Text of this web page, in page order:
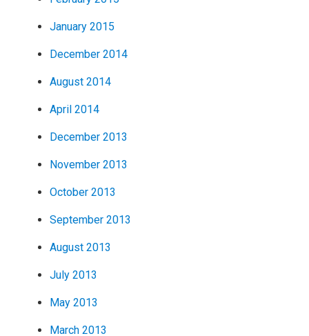
January 2015
December 2014
August 2014
April 2014
December 2013
November 2013
October 2013
September 2013
August 2013
July 2013
May 2013
March 2013